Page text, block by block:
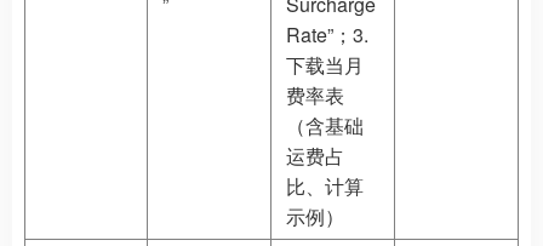
Rate”；3.
下载当月
费率表
（含基础
运费占
比、计算
示例）